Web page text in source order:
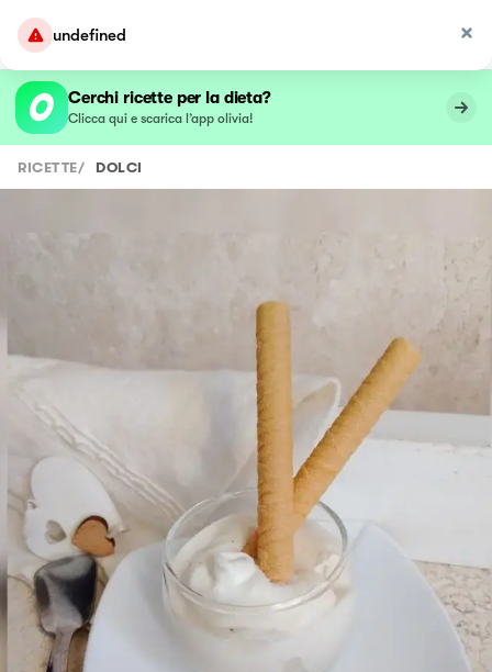
undefined
Cerchi ricette per la dieta?
Clicca qui e scarica l’app olivia!
RICETTE/ DOLCI